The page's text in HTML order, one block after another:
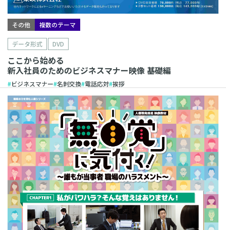
その他 複数のテーマ
データ形式 DVD
ここから始める
新入社員のためのビジネスマナー映像 基礎編
ビジネスマナー 名刺交換 電話応対 挨拶